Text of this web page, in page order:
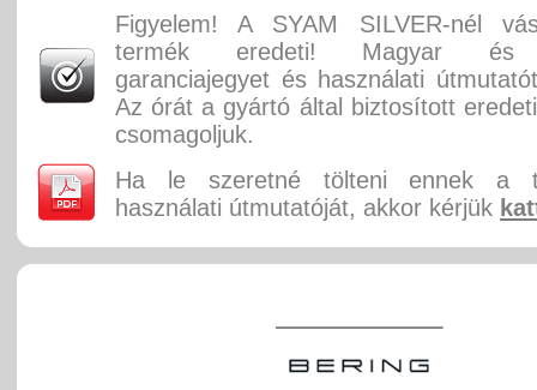
Figyelem! A SYAM SILVER-nél
termék eredeti! Magyar és
garanciajegyet és használati
Az órát a gyártó által biztosított
csomagoljuk.
Ha le szeretné tölteni ennek a
használati útmutatóját, akkor kérjük